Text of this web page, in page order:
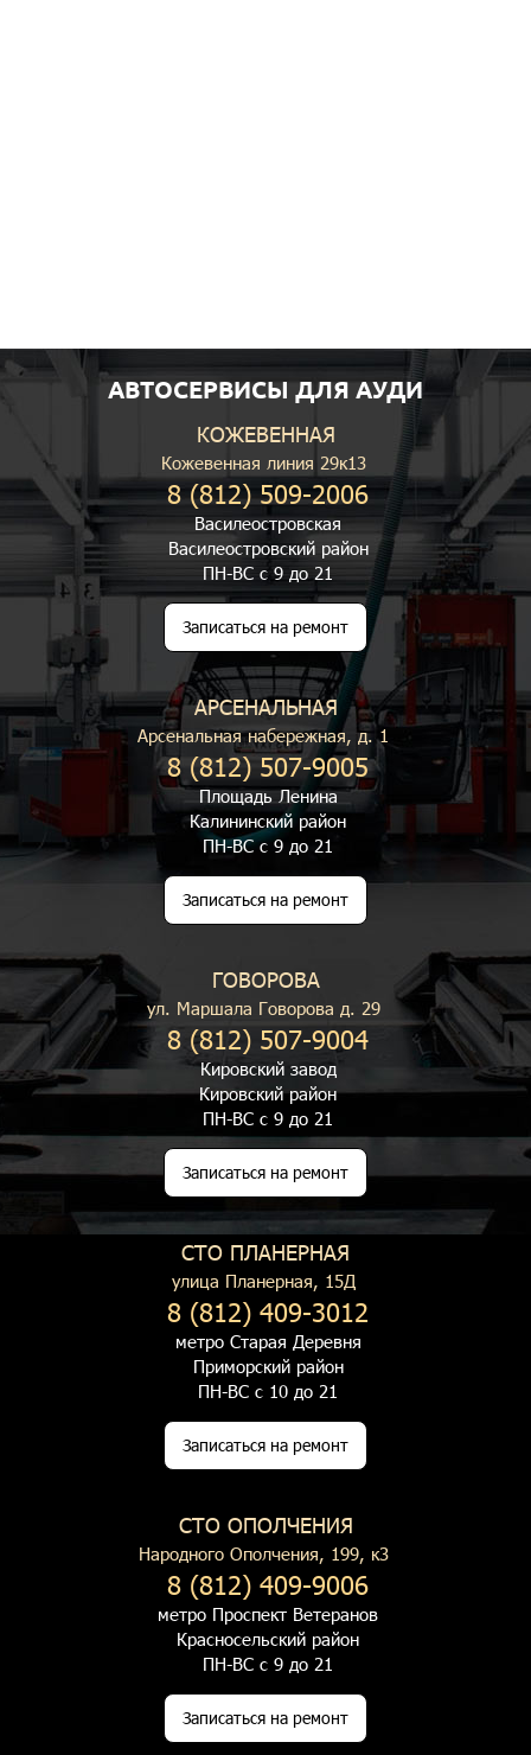
АВТОСЕРВИСЫ ДЛЯ АУДИ
КОЖЕВЕННАЯ
Кожевенная линия 29к13
8 (812) 509-2006
Василеостровская
Василеостровский район
ПН-ВС с 9 до 21
Записаться на ремонт
АРСЕНАЛЬНАЯ
Арсенальная набережная, д. 1
8 (812) 507-9005
Площадь Ленина
Калининский район
ПН-ВС с 9 до 21
Записаться на ремонт
ГОВОРОВА
ул. Маршала Говорова д. 29
8 (812) 507-9004
Кировский завод
Кировский район
ПН-ВС с 9 до 21
Записаться на ремонт
СТО ПЛАНЕРНАЯ
улица Планерная, 15Д
8 (812) 409-3012
метро Старая Деревня
Приморский район
ПН-ВС с 10 до 21
Записаться на ремонт
СТО ОПОЛЧЕНИЯ
Народного Ополчения, 199, к3
8 (812) 409-9006
метро Проспект Ветеранов
Красносельский район
ПН-ВС с 9 до 21
Записаться на ремонт